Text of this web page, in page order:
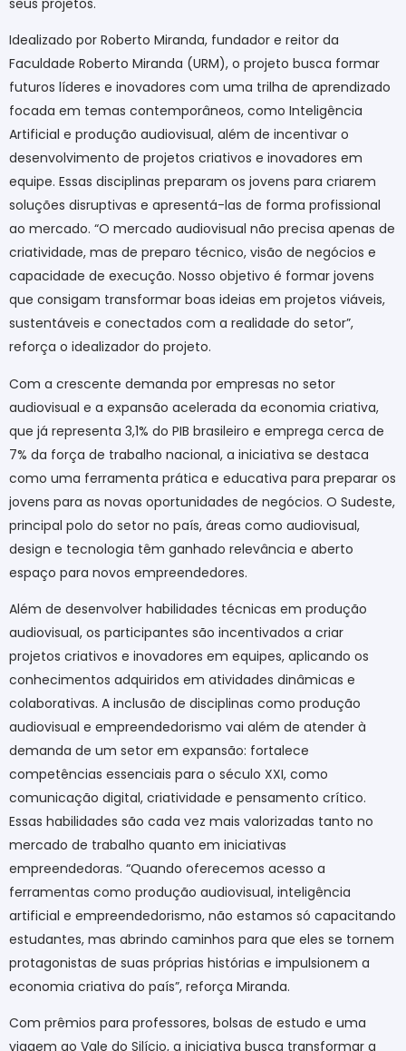
Idealizado por Roberto Miranda, fundador e reitor da
Faculdade Roberto Miranda (URM), o projeto busca formar
futuros líderes e inovadores com uma trilha de aprendizado
focada em temas contemporâneos, como Inteligência
Artificial e produção audiovisual, além de incentivar o
desenvolvimento de projetos criativos e inovadores em
equipe. Essas disciplinas preparam os jovens para criarem
soluções disruptivas e apresentá-las de forma profissional
ao mercado. “O mercado audiovisual não precisa apenas de
criatividade, mas de preparo técnico, visão de negócios e
capacidade de execução. Nosso objetivo é formar jovens
que consigam transformar boas ideias em projetos viáveis,
sustentáveis e conectados com a realidade do setor”,
reforça o idealizador do projeto.
Com a crescente demanda por empresas no setor
audiovisual e a expansão acelerada da economia criativa,
que já representa 3,1% do PIB brasileiro e emprega cerca de
7% da força de trabalho nacional, a iniciativa se destaca
como uma ferramenta prática e educativa para preparar os
jovens para as novas oportunidades de negócios. O Sudeste,
principal polo do setor no país, áreas como audiovisual,
design e tecnologia têm ganhado relevância e aberto
espaço para novos empreendedores.
Além de desenvolver habilidades técnicas em produção
audiovisual, os participantes são incentivados a criar
projetos criativos e inovadores em equipes, aplicando os
conhecimentos adquiridos em atividades dinâmicas e
colaborativas. A inclusão de disciplinas como produção
audiovisual e empreendedorismo vai além de atender à
demanda de um setor em expansão: fortalece
competências essenciais para o século XXI, como
comunicação digital, criatividade e pensamento crítico.
Essas habilidades são cada vez mais valorizadas tanto no
mercado de trabalho quanto em iniciativas
empreendedoras. “Quando oferecemos acesso a
ferramentas como produção audiovisual, inteligência
artificial e empreendedorismo, não estamos só capacitando
estudantes, mas abrindo caminhos para que eles se tornem
protagonistas de suas próprias histórias e impulsionem a
economia criativa do país”, reforça Miranda.
Com prêmios para professores, bolsas de estudo e uma
viagem ao Vale do Silício, a iniciativa busca transformar a